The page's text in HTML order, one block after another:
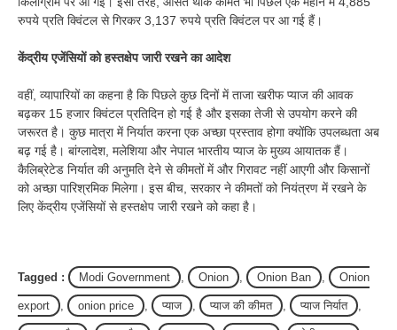
रुपये प्रति क्विंटल से गिरकर 3,137 रुपये प्रति क्विंटल पर आ गई हैं।
केंद्रीय एजेंसियों को हस्तक्षेप जारी रखने का आदेश
वहीं, व्यापारियों का कहना है कि पिछले कुछ दिनों में ताजा खरीफ प्याज की आवक
बढ़कर 15 हजार क्विंटल प्रतिदिन हो गई है और इसका तेजी से उपयोग करने की
जरूरत है। कुछ मात्रा में निर्यात करना एक अच्छा प्रस्ताव होगा क्योंकि उपलब्धता अब
बढ़ गई है। बांग्लादेश, मलेशिया और नेपाल भारतीय प्याज के मुख्य आयातक हैं।
कैलिब्रेटेड निर्यात की अनुमति देने से कीमतों में और गिरावट नहीं आएगी और किसानों
को अच्छा पारिश्रमिक मिलेगा। इस बीच, सरकार ने कीमतों को नियंत्रण में रखने के
लिए केंद्रीय एजेंसियों से हस्तक्षेप जारी रखने को कहा है।
Tagged : Modi Government , Onion , Onion Ban , Onion
export , onion price , प्याज , प्याज की कीमत , प्याज निर्यात ,